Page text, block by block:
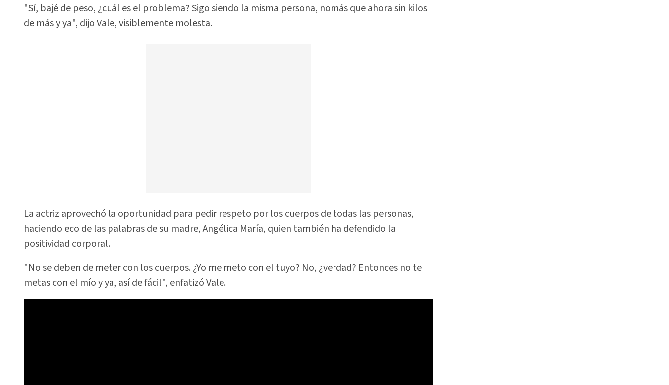
"Sí, bajé de peso, ¿cuál es el problema? Sigo siendo la misma persona, nomás que ahora sin kilos
de más y ya", dijo Vale, visiblemente molesta.
La actriz aprovechó la oportunidad para pedir respeto por los cuerpos de todas las personas,
haciendo eco de las palabras de su madre, Angélica María, quien también ha defendido la
positividad corporal.
"No se deben de meter con los cuerpos. ¿Yo me meto con el tuyo? No, ¿verdad? Entonces no te
metas con el mío y ya, así de fácil", enfatizó Vale.